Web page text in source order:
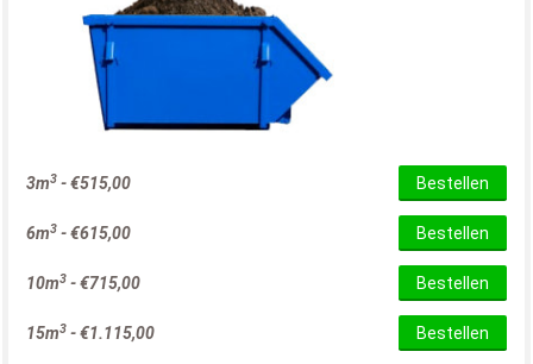
3m3 -€515,00 Bestellen
6m3 -€615,00 Bestellen
10m3 -€715,00 Bestellen
15m3 -€1.115,00 Bestellen